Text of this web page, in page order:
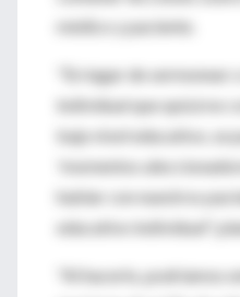
médico y paciente.
"En lugar de sermonear
individual que quizá no
bajo nivel educativo, se
'momentos
hablar con nuestros
educativo individual",
"Al hacerlo, podríamos